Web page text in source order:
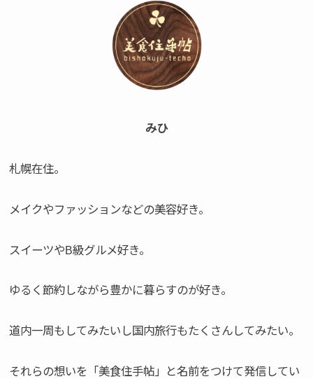
みひ
札幌在住。
メイクやファッションなどの美容好き。
スイーツやB級グルメ好き。
ゆるく節約しながら豊かに暮らすのが好き。
道内一周もしてみたいし国内旅行もたくさんしてみたい。
それらの想いを「美食住手帖」と名前をつけて発信してい